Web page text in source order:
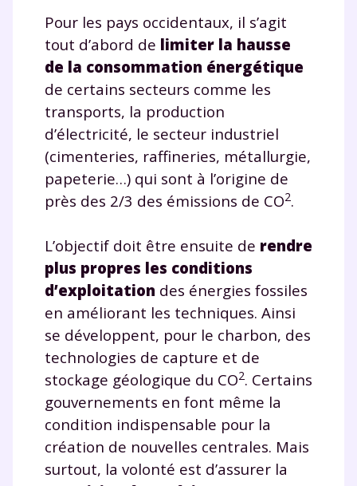
Pour les pays occidentaux, il s’agit
tout d’abord de limiter la hausse
de la consommation énergétique
de certains secteurs comme les
transports, la production
d’électricité, le secteur industriel
(cimenteries, raffineries, métallurgie,
papeterie…) qui sont à l’origine de
près des 2/3 des émissions de CO2.
L’objectif doit être ensuite de rendre
plus propres les conditions
d’exploitation des énergies fossiles
en améliorant les techniques. Ainsi
se développent, pour le charbon, des
technologies de capture et de
stockage géologique du CO2. Certains
gouvernements en font même la
condition indispensable pour la
création de nouvelles centrales. Mais
surtout, la volonté est d’assurer la